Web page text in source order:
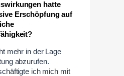
hatte
Erschöpfung auf
mehr in der Lage
abzurufen.
ich mich mit